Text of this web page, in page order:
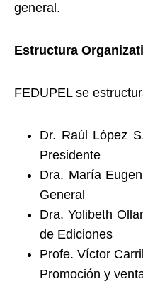
general.
Estructura
FEDUPEL se
Dr.
Presidente
Dra. María
General
Dra.
de Ediciones
Profe.
Promoción y